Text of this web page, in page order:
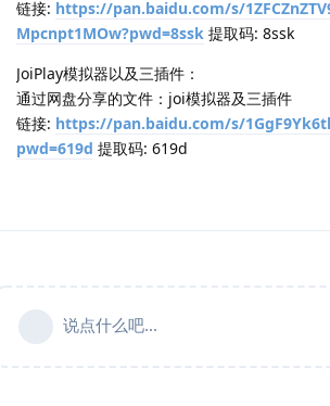
链接: https://pan.baidu.com/s/
Mpcnpt1MOw?pwd=8ssk 提取码: 8ssk
JoiPlay模拟器以及三插件：
通过网盘分享的文件：joi模拟器及三插件
链接: https://pan.baidu.com/s/
pwd=619d 提取码: 619d
说点什么吧...